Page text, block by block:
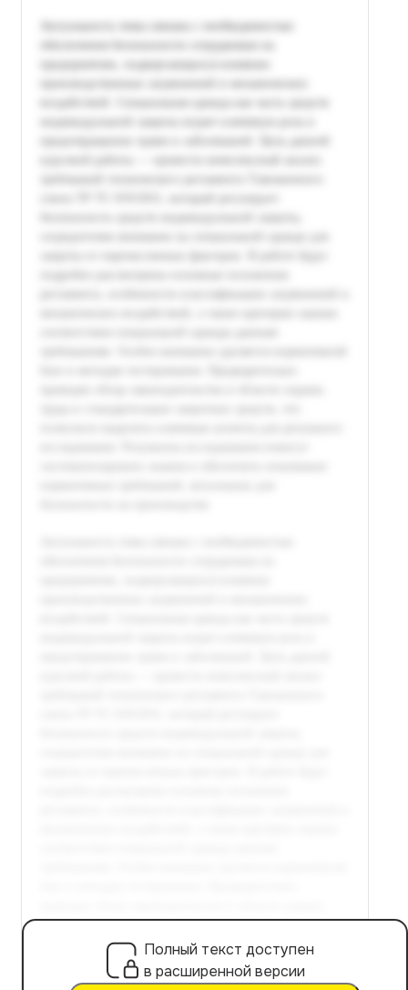
Полный текст доступен
в расширенной версии